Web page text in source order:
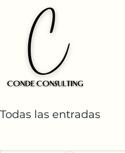
Todas las entradas